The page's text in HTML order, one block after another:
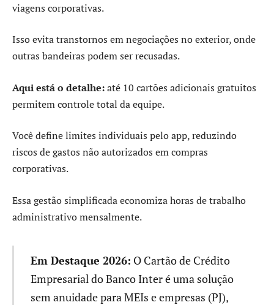
viagens corporativas.
Isso evita transtornos em negociações no exterior, onde
outras bandeiras podem ser recusadas.
Aqui está o detalhe:até 10 cartões adicionais gratuitos
permitem controle total da equipe.
Você define limites individuais pelo app, reduzindo
riscos de gastos não autorizados em compras
corporativas.
Essa gestão simplificada economiza horas de trabalho
administrativo mensalmente.
Em Destaque 2026: O Cartão de Crédito
Empresarial do Banco Inter é uma solução
sem anuidade para MEIs e empresas (PJ),